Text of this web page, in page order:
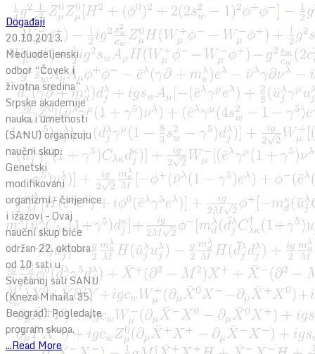
Događaji
20.10.2013.
Međuodeljenski
odbor “Čovek i
životna sredina”
Srpske akademije
nauka i umetnosti
(SANU) organizuju
naučni skup:
Genetski
modifikovani
organizmi – činjenice
i izazovi – Ovaj
naučni skup biće
održan 22. oktobra
od 10 sati u
Svečanoj sali SANU
(Kneza Mihaila 35,
Beograd). Pogledajte
program skupa.
...Read More